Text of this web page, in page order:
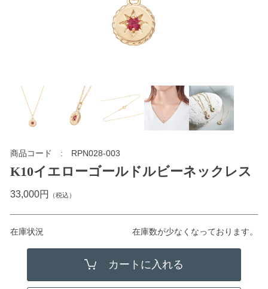
商品コード RPN028-003
K10イエローゴールドルビーネックレス
33,000円 （税込）
在庫状況 在庫数が少なくなっております。